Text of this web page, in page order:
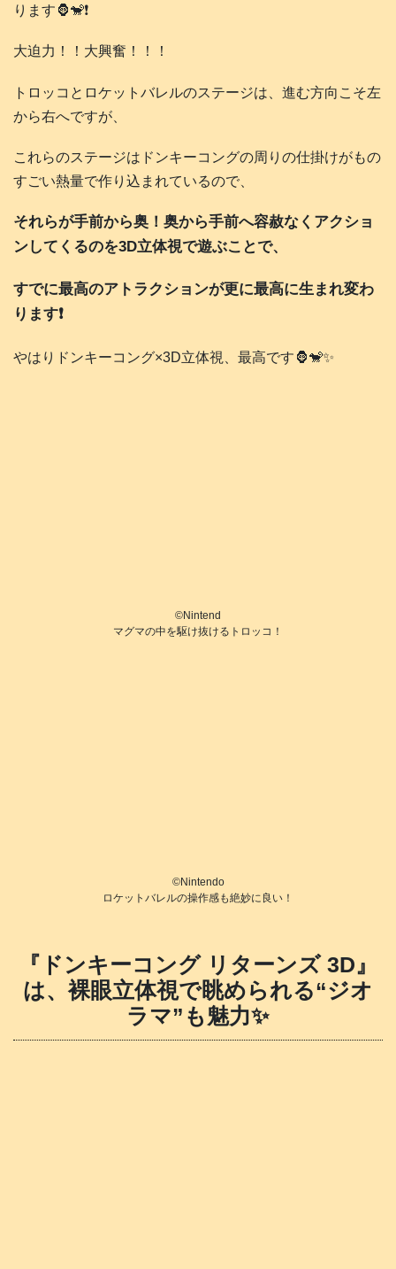
ります🦍🐒❗️
大迫力！！大興奮！！！
トロッコとロケットバレルのステージは、進む方向こそ左
から右へですが、
これらのステージはドンキーコングの周りの仕掛けがもの
すごい熱量で作り込まれているので、
それらが手前から奥！奥から手前へ容赦なくアクショ
ンしてくるのを3D立体視で遊ぶことで、
すでに最高のアトラクションが更に最高に生まれ変わ
ります❗️
やはりドンキーコング×3D立体視、最高です🦍🐒✨
©️Nintend
マグマの中を駆け抜けるトロッコ！
©️Nintendo
ロケットバレルの操作感も絶妙に良い！
『ドンキーコング リターンズ 3D』
は、裸眼立体視で眺められる“ジオ
ラマ”も魅力✨